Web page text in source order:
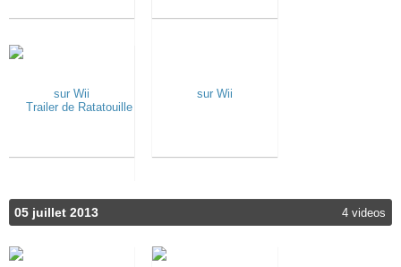
05 juillet 2013 4 videos